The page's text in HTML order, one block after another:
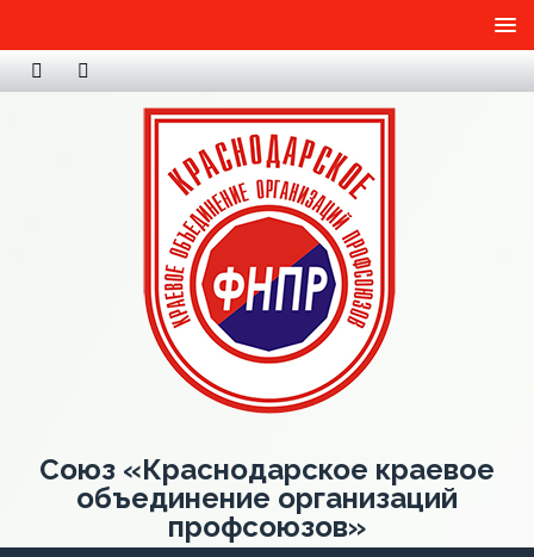
Союз «Краснодарское краевое
объединение организаций
профсоюзов»